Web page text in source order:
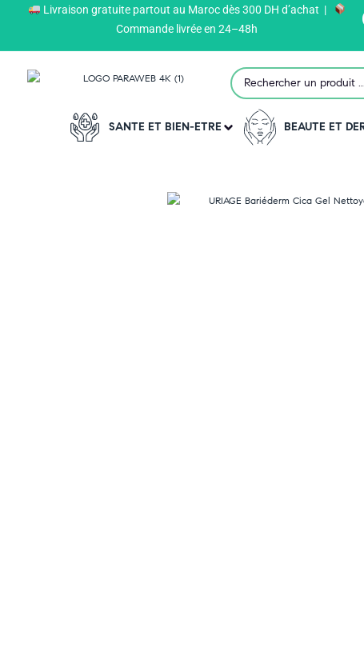
Livraison gratuite partout au Maroc dès 300 DH d’achat |
Commande livrée en 24–48h
SANTE ET BIEN-ETRE BEAUTE ET
Produits > URIAGE >